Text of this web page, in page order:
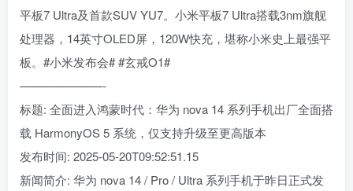
平板7 Ultra及首款SUV YU7。小米平板7 Ultra搭载3nm旗舰
处理器，14英寸OLED屏，120W快充，堪称小米史上最强平
板。#小米发布会# #玄戒O1#
———————-
标题: 全面进入鸿蒙时代：华为 nova 14 系列手机出厂全面搭
载 HarmonyOS 5 系统，仅支持升级至更高版本
发布时间: 2025-05-20T09:52:51.15
新闻简介: 华为 nova 14 / Pro / Ultra 系列手机于昨日正式发